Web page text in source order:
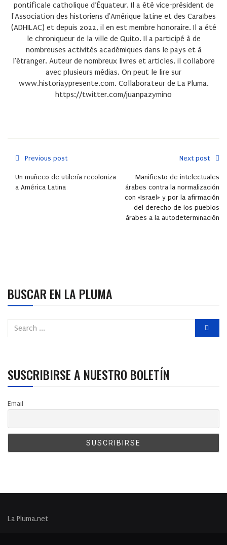
pontificale catholique d’Équateur. Il a été vice-président de
l'Association des historiens d'Amérique latine et des Caraïbes
(ADHILAC) et depuis 2022, il en est membre honoraire. Il a été
le chroniqueur de la ville de Quito. Il a participé à de
nombreuses activités académiques dans le pays et à
l'étranger. Auteur de nombreux livres et articles, il collabore
avec plusieurs médias. On peut le lire sur
www.historiaypresente.com. Collaborateur de La Pluma.
https://twitter.com/juanpazymino
Previous post
Un muñeco de utilería recoloniza
a América Latina
Next post
Manifiesto de intelectuales
árabes contra la normalización
con «Israel» y por la afirmación
del derecho de los pueblos
árabes a la autodeterminación
BUSCAR EN LA PLUMA
SUSCRIBIRSE A NUESTRO BOLETÍN
Email
La Pluma.net